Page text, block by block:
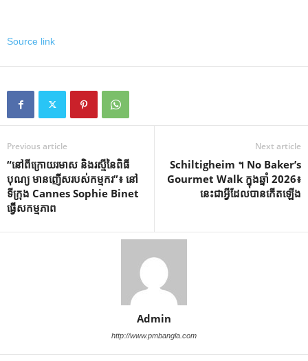
Source link
Previous article
“នៅពីក្រោយរមាស និងរស្មីនៃពិធី
បុណ្យ មានញើសរបស់កម្មករ”៖ នៅ
ទីក្រុង Cannes Sophie Binet
ធ្វើសកម្មភាព
Next article
Schiltigheim ។ No Baker’s
Gourmet Walk ក្នុងឆ្នាំ 2026៖
នេះជាអ្វីដែលបានកើតឡើង
Admin
http://www.pmbangla.com